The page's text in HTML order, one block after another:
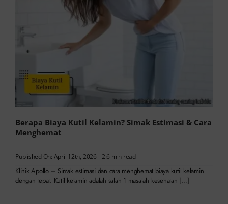
Berapa Biaya Kutil Kelamin? Simak Estimasi & Cara
Menghemat
Published On: April 12th, 2026 2.6 min read
Klinik Apollo – Simak estimasi dan cara menghemat biaya kutil kelamin
dengan tepat. Kutil kelamin adalah salah 1 masalah kesehatan […]